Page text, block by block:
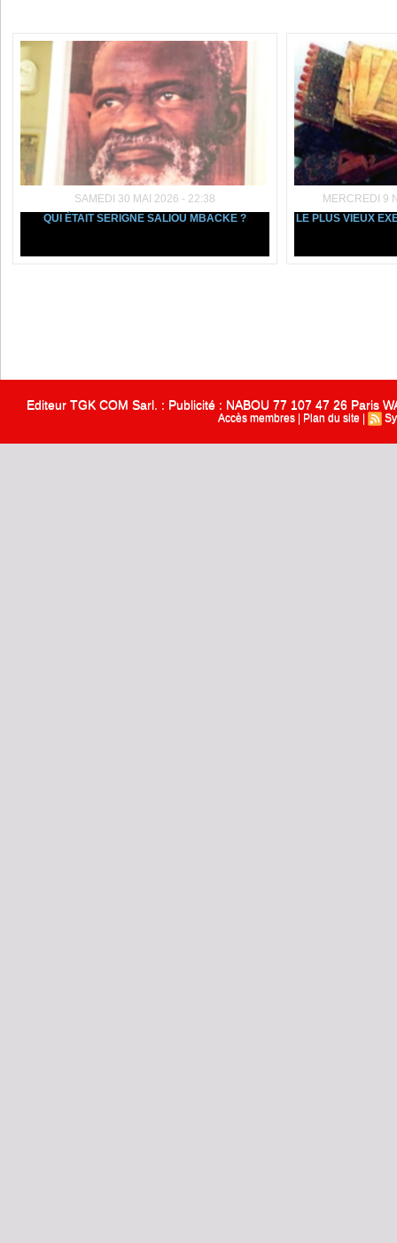
SAMEDI 30 MAI 2026 - 22:38
QUI ÉTAIT SERIGNE SALIOU MBACKE ?
MERCREDI 9
LE PLUS VIEUX
Editeur TGK COM Sarl. : Publicité : NABOU 77 107 47 26 Paris
Accès membres Plan du site